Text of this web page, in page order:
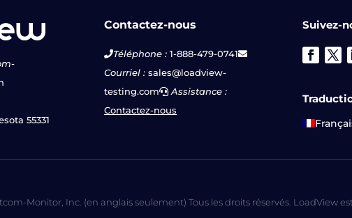
55331
Contactez-nous
Téléphone :1-888-479-0741
Courriel :sales@loadview-
testing.com
Assistance :
Contactez-nous
Suivez-
Monitor, Inc. (en anglais seulement) Tous les droits réservés. LoadView